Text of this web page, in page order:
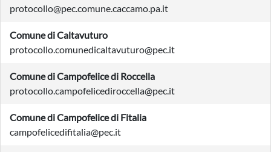
protocollo@pec.comune.caccamo.pa.it
Comune di Caltavuturo
protocollo.comunedicaltavuturo@pec.it
Comune di Campofelice di Roccella
protocollo.campofelicediroccella@pec.it
Comune di Campofelice di Fitalia
campofelicedifitalia@pec.it